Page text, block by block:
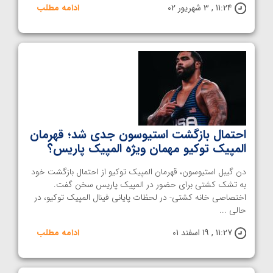
11:24 , 3 شهریور 02
ادامه مطلب
احتمال بازگشت استیوسون جدی شد؛ قهرمان
المپیک توکیو مهمان ویژه المپیک پاریس؟
دن گیبل استیوسون، قهرمان المپیک توکیو از احتمال بازگشت خود
به تشک کشتی برای حضور در المپیک پاریس سخن گفت.
اختصاصی خانه کشتی- در لحظات پایانی فینال المپیک توکیو، در
حالی ...
11:27 , 19 اسفند 01
ادامه مطلب